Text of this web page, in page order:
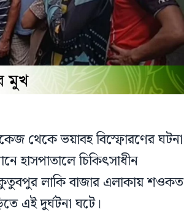
থেকে ভয়াবহ বিস্ফোরণের ঘটনা
হাসপাতালে চিকিৎসাধীন
লাকি বাজার এলাকায় শওকত
এই দুর্ঘটনা ঘটে।